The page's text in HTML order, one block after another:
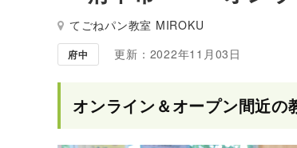
てごねパン教室 MIROKU
府中 更新：2022年11月03日
オンライン＆オープン間近の